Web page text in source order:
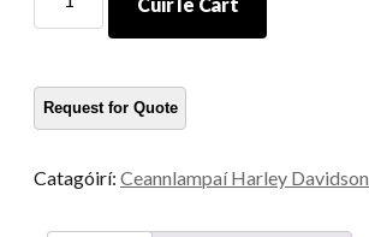
gluaisrothar
Catagóirí: Ceannlampaí Harley Davidson